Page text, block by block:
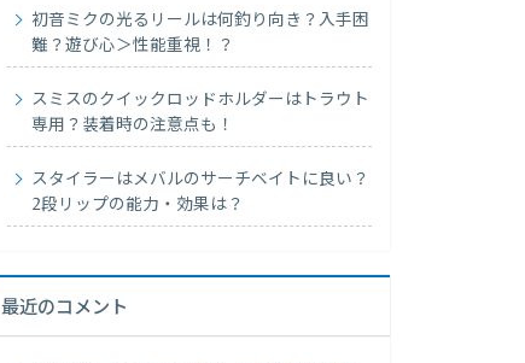
初音ミクの光るリールは何釣り向き？入手困
難？遊び心＞性能重視！？
スミスのクイックロッドホルダーはトラウト
専用？装着時の注意点も！
スタイラーはメバルのサーチベイトに良い？
2段リップの能力・効果は？
最近のコメント